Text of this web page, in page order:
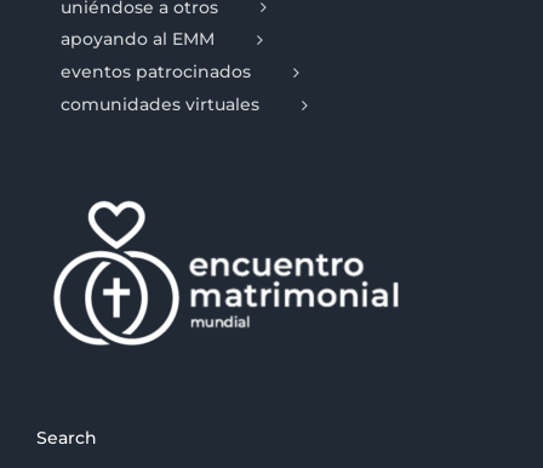
uniéndose a otros
apoyando al EMM
eventos patrocinados
comunidades virtuales
Search